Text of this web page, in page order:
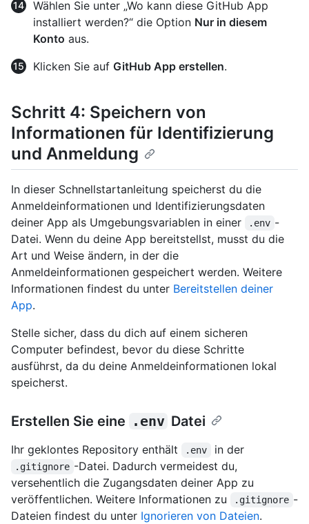
Wählen Sie unter „Wo kann diese GitHub App
installiert werden?“ die Option Nur in diesem
Konto aus.
Klicken Sie auf GitHub App erstellen.
Schritt 4: Speichern von
Informationen für Identifizierung
und Anmeldung
In dieser Schnellstartanleitung speicherst du die
Anmeldeinformationen und Identifizierungsdaten
deiner App als Umgebungsvariablen in einer
.env -
Datei. Wenn du deine App bereitstellst, musst du die
Art und Weise ändern, in der die
Anmeldeinformationen gespeichert werden. Weitere
Informationen findest du unter Bereitstellen deiner
App.
Stelle sicher, dass du dich auf einem sicheren
Computer befindest, bevor du diese Schritte
ausführst, da du deine Anmeldeinformationen lokal
speicherst.
Erstellen Sie eine .env Datei
Ihr geklontes Repository enthält .env in der
.gitignore -Datei. Dadurch vermeidest du,
versehentlich die Zugangsdaten deiner App zu
veröffentlichen. Weitere Informationen zu
.gitignore -
Dateien findest du unter Ignorieren von Dateien.